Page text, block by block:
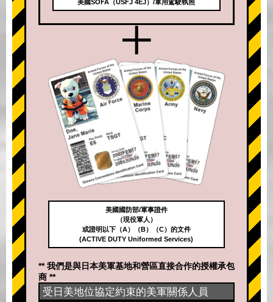
美國SOFA（USFJ 4EJ）/軍用駕駛執照
+
美國國防部/軍事證件
（現役軍人）
或證明以下（A）（B）（C）的文件
(ACTIVE DUTY Uniformed Services)
** 我們是與日本美軍基地和營區直接合作的授權承包
商 **
受日美地位協定約束的美軍關係人員